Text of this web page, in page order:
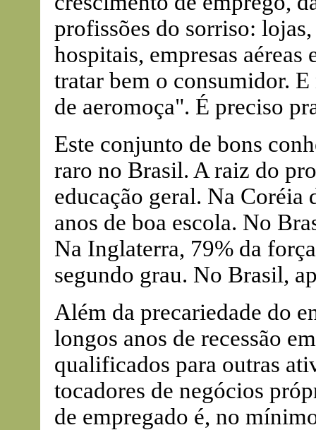
profissões do sorriso:
hospitais, empresas
tratar bem o consumidor.
de aeromoça". É preciso
Este conjunto de bons
raro no Brasil. A raiz do
educação geral. Na Coréia
anos de boa escola. No
Na Inglaterra, 79% da
segundo grau. No Brasil,
Além da precariedade do
longos anos de recessão
qualificados para outras
tocadores de negócios
de empregado é, no